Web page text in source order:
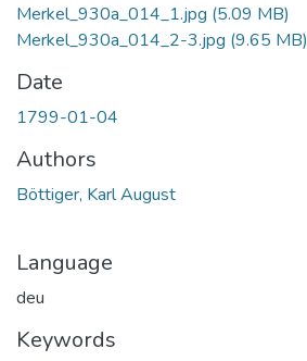
Merkel_930a_014_1.jpg (5.09 MB)
Merkel_930a_014_2-3.jpg (9.65 MB)
Date
1799-01-04
Authors
Böttiger, Karl August
Language
deu
Keywords